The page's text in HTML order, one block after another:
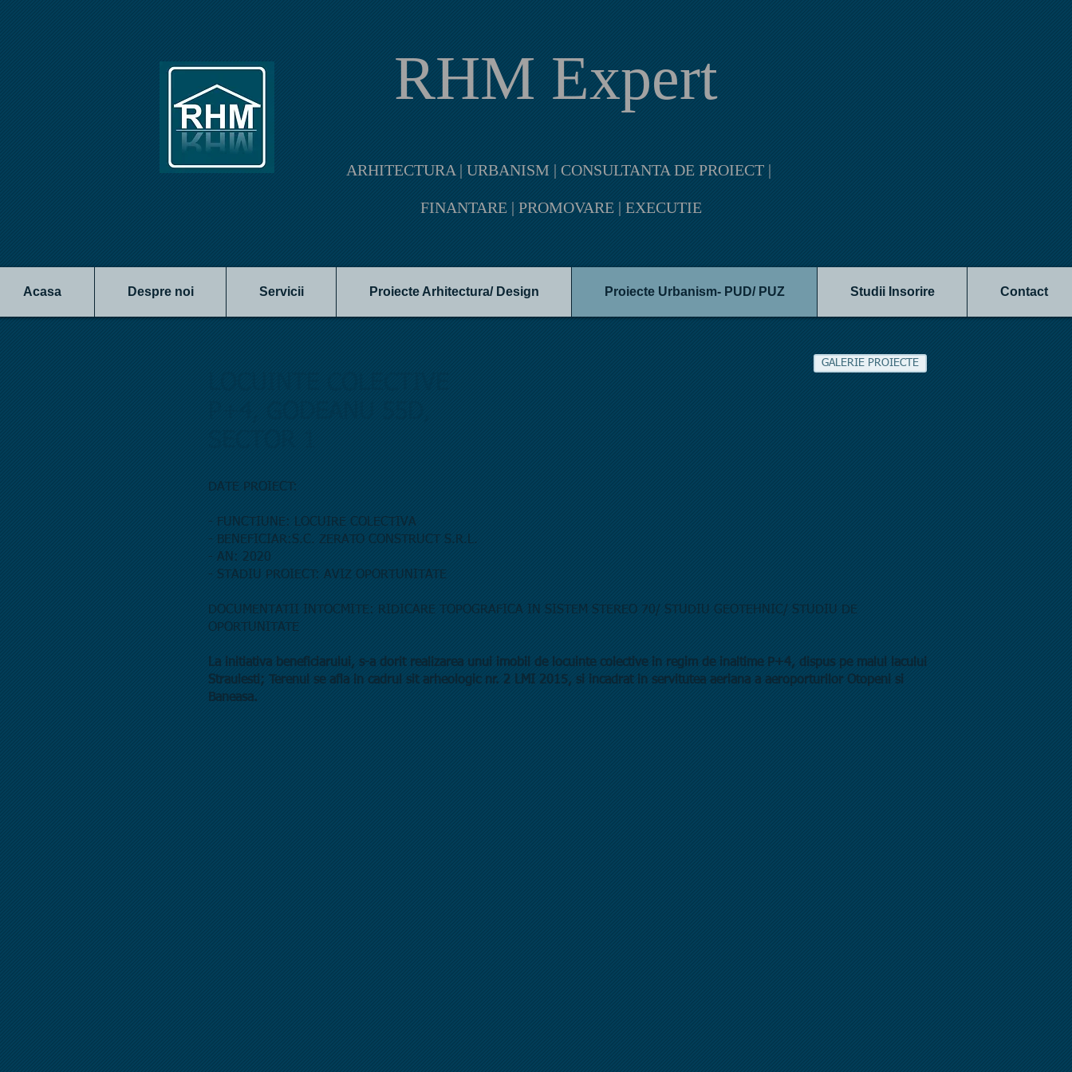
RHM Expert
ARHITECTURA | URBANISM | CONSULTANTA DE PROIECT |
FINANTARE | PROMOVARE | EXECUTIE
Acasa Despre noi Servicii Proiecte Arhitectura/ Design Proiecte Urbanism- PUD/ PUZ Studii Insorire Contact
GALERIE PROIECTE
DATE PROIECT:
- FUNCTIUNE: LOCUIRE COLECTIVA
- BENEFICIAR:S.C. ZERATO CONSTRUCT S.R.L.
- AN: 2020
- STADIU PROIECT: AVIZ OPORTUNITATE
DOCUMENTATII INTOCMITE: RIDICARE TOPOGRAFICA IN SISTEM STEREO 70/ STUDIU GEOTEHNIC/ STUDIU DE
OPORTUNITATE
La initiativa beneficiarului, s-a dorit realizarea unui imobil de locuinte colective in regim de inaltime P+4, dispus pe malul lacului
Straulesti; Terenul se afla in cadrul sit arheologic nr. 2 LMI 2015, si incadrat in servitutea aeriana a aeroporturilor Otopeni si
Baneasa.